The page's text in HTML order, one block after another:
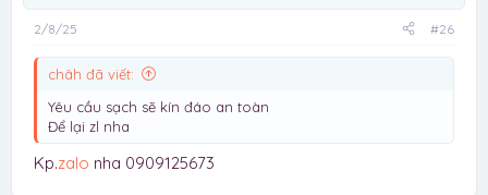
2/8/25 #26
châh đã viết:
Yêu cầu sạch sẽ kín đáo an toàn
Để lại zl nha
Kp.zalo nha 0909125673